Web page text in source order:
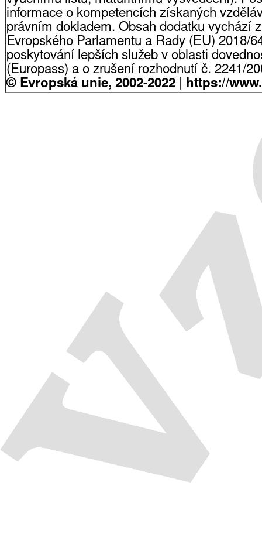
informace o kompetencích získaných
právním dokladem. Obsah dodatku vychází
Evropského Parlamentu a Rady (EU) 2018/
poskytování lepších služeb v oblasti
(Europass) a o zrušení rozhodnutí č. 2241/
© Evropská unie, 2002-2022 | https://